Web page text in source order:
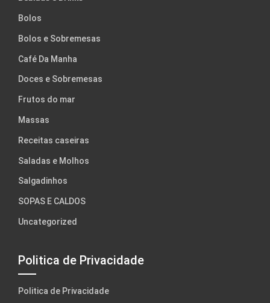
Bolos
Bolos e Sobremesas
Café Da Manha
Doces e Sobremesas
Frutos do mar
Massas
Receitas caseiras
Saladas e Molhos
Salgadinhos
SOPAS E CALDOS
Uncategorized
Politica de Privacidade
Politica de Privacidade